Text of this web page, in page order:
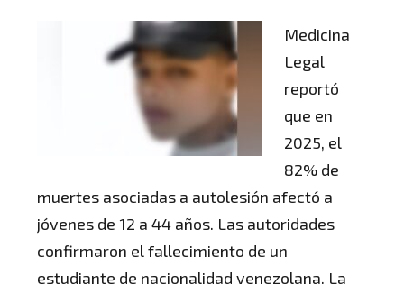
Medicina
Legal
reportó
que en
2025, el
82% de
muertes asociadas a autolesión afectó a
jóvenes de 12 a 44 años. Las autoridades
confirmaron el fallecimiento de un
estudiante de nacionalidad venezolana. La